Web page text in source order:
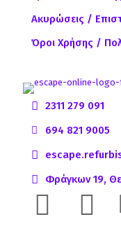
Ακυρώσεις /
Όροι Χρήσης /
2311 279 091
694 821 9005
Φράγκων 19,